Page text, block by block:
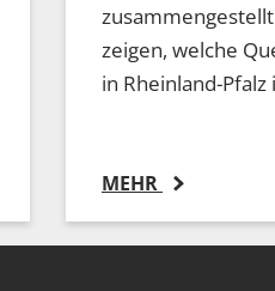
zeigen, welche
in Rheinland-
MEHR